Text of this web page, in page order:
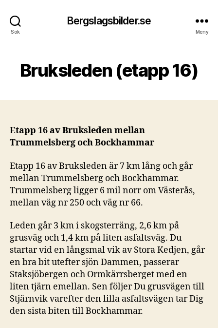
Sök
Bergslagsbilder.se
Meny
Bruksleden (etapp 16)
Etapp 16 av Bruksleden mellan
Trummelsberg och Bockhammar
Etapp 16 av Bruksleden är 7 km lång och går
mellan Trummelsberg och Bockhammar.
Trummelsberg ligger 6 mil norr om Västerås,
mellan väg nr 250 och väg nr 66.
Leden går 3 km i skogsterräng, 2,6 km på
grusväg och 1,4 km på liten asfaltsväg. Du
startar vid en långsmal vik av Stora Kedjen, går
en bra bit utefter sjön Dammen, passerar
Staksjöbergen och Ormkärrsberget med en
liten tjärn emellan. Sen följer Du grusvägen till
Stjärnvik varefter den lilla asfaltsvägen tar Dig
den sista biten till Bockhammar.